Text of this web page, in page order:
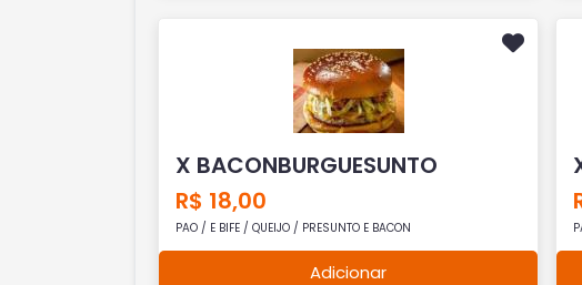
X BACONBURGUESUNTO
R$ 18,00
PAO / E BIFE / QUEIJO / PRESUNTO E BACON
Adicionar